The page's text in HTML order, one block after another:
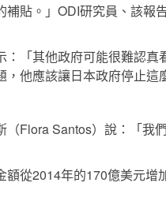
貼。」ODI研究員、該報
「其他政府可能很難認真
他應該讓日本政府停止這
Flora Santos）說：「我
從2014年的170億美元增